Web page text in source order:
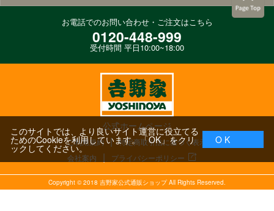
お電話でのお問い合わせ・ご注文はこちら
0120-448-999
受付時間 平日10:00~18:00
公式ホームページ
ご利用規約
特定商取引法に基づく表示
会社案内
プライバシーポリシー
Copyright ©2018 吉野家公式通販ショップ All Rights Reserved.
このサイトでは、より良いサイト運営に役立てる
ためのCookieを利用しています。「OK」をクリ
ックしてください。
O K